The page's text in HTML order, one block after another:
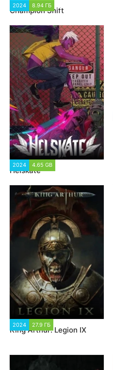
2024 8.94 ГБ
Champion Shift
2024 4.65 GB
Helskate
2024 27.9 ГБ
King Arthur: Legion IX